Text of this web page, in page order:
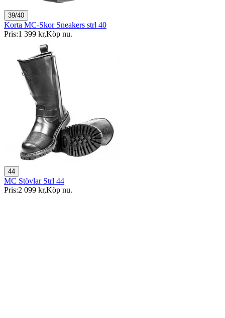
39/40
Korta MC-Skor Sneakers strl 40
Pris:1 399 kr,Köp nu.
44
MC Stövlar Strl 44
Pris:2 099 kr,Köp nu.